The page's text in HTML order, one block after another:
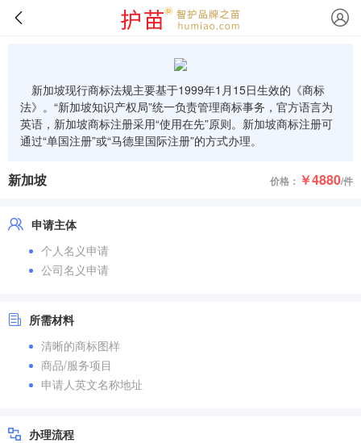
新加坡现行商标法规主要基于1999年1月15日生效的《商标
法》。“新加坡知识产权局”统一负责管理商标事务，官方语言为
英语，新加坡商标注册采用“使用在先”原则。新加坡商标注册可
通过“单国注册”或“马德里国际注册”的方式办理。
新加坡 价格： ￥4880/件
申请主体
个人名义申请
公司名义申请
所需材料
清晰的商标图样
商品/服务项目
申请人英文名称地址
办理流程